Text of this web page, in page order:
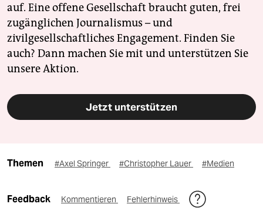
auf. Eine offene Gesellschaft braucht guten, frei
zugänglichen Journalismus – und
zivilgesellschaftliches Engagement. Finden Sie
auch? Dann machen Sie mit und unterstützen Sie
unsere Aktion.
Jetzt unterstützen
Themen #Axel Springer #Christopher Lauer #Medien
Feedback Kommentieren Fehlerhinweis